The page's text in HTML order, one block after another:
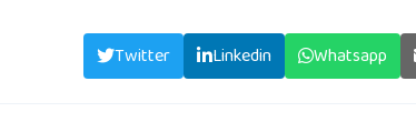
Twitter Linkedin Whatsapp